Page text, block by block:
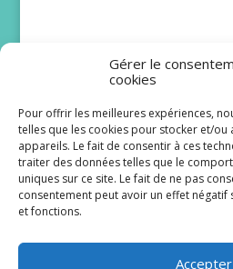
Gérer le
cookies
Pour offrir les meilleures expériences,
telles que les cookies pour stocker et/
appareils. Le fait de consentir à ces
traiter des données telles que le
uniques sur ce site. Le fait de ne pas
consentement peut avoir un effet
et fonctions.
Accepter
Bruno Solo
Doumbia
Scènes de